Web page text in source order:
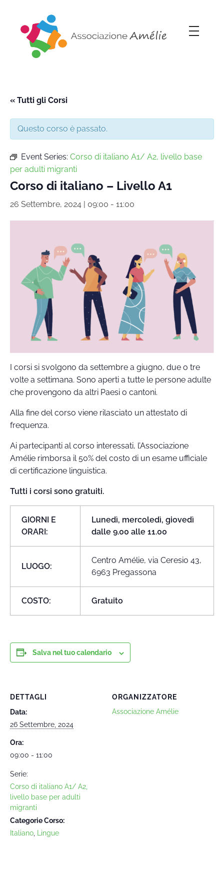
« Tutti gli Corsi
Questo corso è passato.
Event Series: Corso di italiano A1/ A2, livello base
per adulti migranti
Corso di italiano – Livello A1
26 Settembre, 2024 | 09:00 - 11:00
I corsi si svolgono da settembre a giugno, due o tre
volte a settimana. Sono aperti a tutte le persone adulte
che provengono da altri Paesi o cantoni.
Alla fine del corso viene rilasciato un attestato di
frequenza.
Ai partecipanti al corso interessati, l’Associazione
Amélie rimborsa il 50% del costo di un esame ufficiale
di certificazione linguistica.
Tutti i corsi sono gratuiti.
GIORNI E
ORARI:
Lunedì, mercoledì, giovedì
dalle 9.00 alle 11.00
LUOGO:
Centro Amélie, via Ceresio 43,
6963 Pregassona
COSTO: Gratuito
Salva nel tuo calendario
DETTAGLI
Data:
26 Settembre, 2024
Ora:
09:00 - 11:00
Serie:
Corso di italiano A1/ A2,
livello base per adulti
migranti
Categorie Corso:
Italiano
Lingue
ORGANIZZATORE
Associazione Amélie